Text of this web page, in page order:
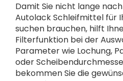
Damit Sie nicht lange
Autolack Schleifmittel für
suchen brauchen, hilft
Filterfunktion bei der
Parameter wie Lochung,
oder
bekommen Sie die